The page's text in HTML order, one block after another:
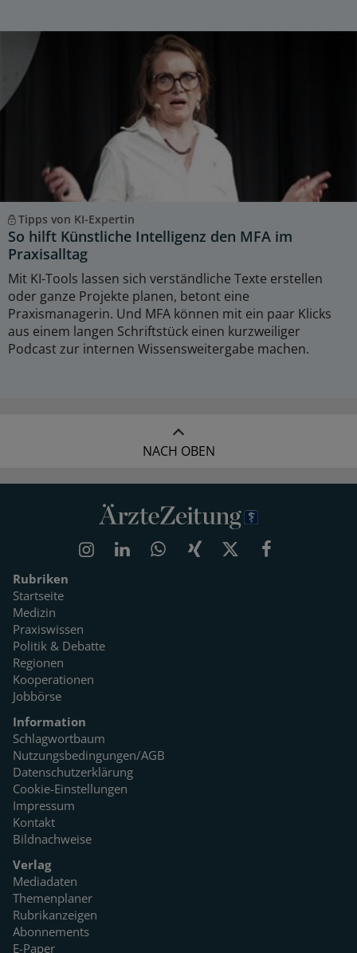
Tipps von KI-Expertin
So hilft Künstliche Intelligenz den MFA im
Praxisalltag
Mit KI-Tools lassen sich verständliche Texte erstellen
oder ganze Projekte planen, betont eine
Praxismanagerin. Und MFA können mit ein paar Klicks
aus einem langen Schriftstück einen kurzweiliger
Podcast zur internen Wissensweitergabe machen.
NACH OBEN
Rubriken
Startseite
Medizin
Praxiswissen
Politik & Debatte
Regionen
Kooperationen
Jobbörse
Information
Schlagwortbaum
Nutzungsbedingungen/AGB
Datenschutzerklärung
Cookie-Einstellungen
Impressum
Kontakt
Bildnachweise
Verlag
Mediadaten
Themenplaner
Rubrikanzeigen
Abonnements
E-Paper